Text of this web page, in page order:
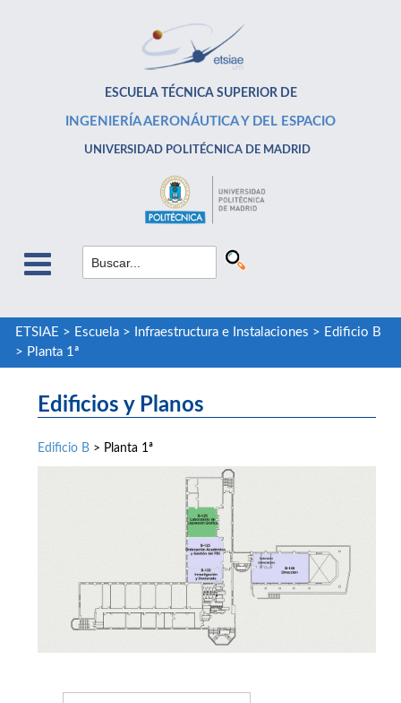
ESCUELA TÉCNICA SUPERIOR DE
INGENIERÍA AERONÁUTICA Y DEL ESPACIO
UNIVERSIDAD POLITÉCNICA DE MADRID
ETSIAE > Escuela> Infraestructura e Instalaciones > Edificio B
> Planta 1ª
Edificios y Planos
Edificio B > Planta 1ª